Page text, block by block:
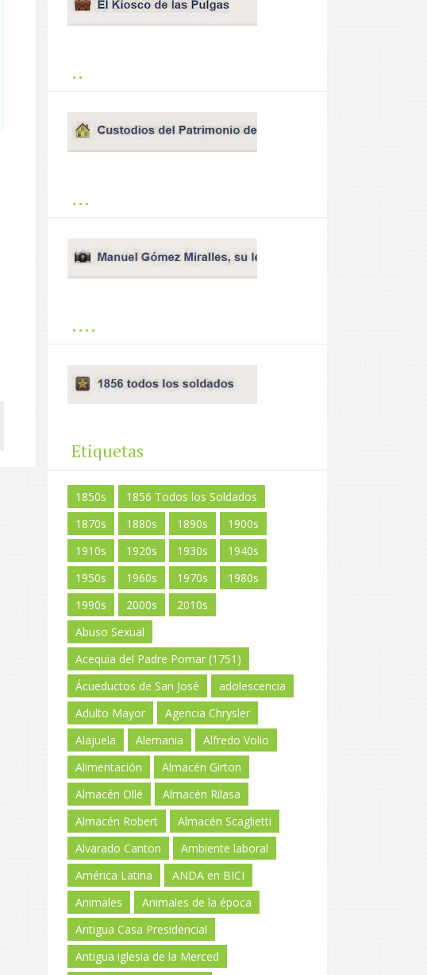
..
...
....
Etiquetas
1850s
1856 Todos los Soldados
1870s
1880s 1890s
1900s
1910s
1920s 1930s
1940s
1950s
1960s 1970s
1980s
1990s
2000s
2010s
Abuso Sexual
Acequia del Padre Pomar (1751)
Ácueductos de San José
adolescencia
Adulto Mayor
Agencia Chrysler
Alajuela
Alemania
Alfredo Volio
Alimentación
Almacén Girton
Almacén Ollé
Almacén Rilasa
Almacén Robert
Almacén Scaglietti
Alvarado Canton
Ambiente laboral
América Latina
ANDA en BICI
Animales
Animales de la época
Antigua Casa Presidencial
Antigua iglesia de la Merced